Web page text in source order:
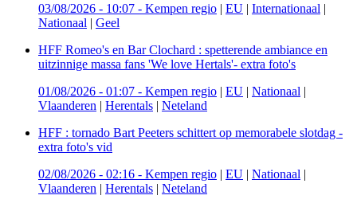
03/08/2026 - 10:07 - Kempen regio | EU | Internationaal |
Nationaal | Geel
HFF Romeo's en Bar Clochard : spetterende ambiance en
uitzinnige massa fans 'We love Hertals'- extra foto's
01/08/2026 - 01:07 - Kempen regio | EU | Nationaal |
Vlaanderen | Herentals | Neteland
HFF : tornado Bart Peeters schittert op memorabele slotdag -
extra foto's vid
02/08/2026 - 02:16 - Kempen regio | EU | Nationaal |
Vlaanderen | Herentals | Neteland